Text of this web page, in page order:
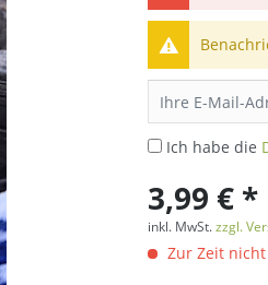
Ich habe die
3,99 € *
inkl. MwSt.zzgl.
Zur Zeit